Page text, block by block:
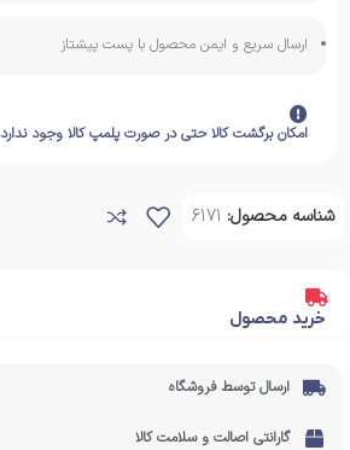
ارسال سریع و ایمن محصول با پست پیشتاز
امکان برگشت کالا حتی در صورت پلمپ کالا وجود ندارد
شناسه محصول: 6171
خرید محصول
ارسال توسط فروشگاه
گارانتی اصالت و سلامت کالا